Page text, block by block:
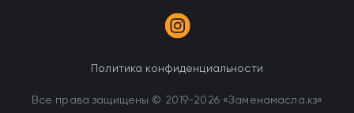
Политика конфиденциальности
Все права защищены © 2019-2026 «Заменамасла.кз»